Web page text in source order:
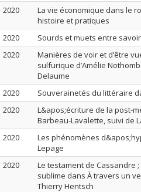
2020
La vie économique dans le
histoire et pratiques
2020
Sourds et muets entre
2020
Manières de voir et d’être
sulfurique d’Amélie
Delaume
2020
Souverainetés du littéraire
2020
L&apos;écriture de la post-
Barbeau-Lavalette, suivi de
2020
Les phénomènes
Lepage
2020
Le testament de Cassandre
sublime dans À travers un
Thierry Hentsch